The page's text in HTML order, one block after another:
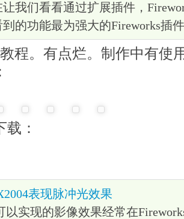
我们看看通过扩展插件，
的功能最为强大的Fireworks插
程。有点烂。制作中有使
：
表现脉冲光效果
以实现的影像效果经常在